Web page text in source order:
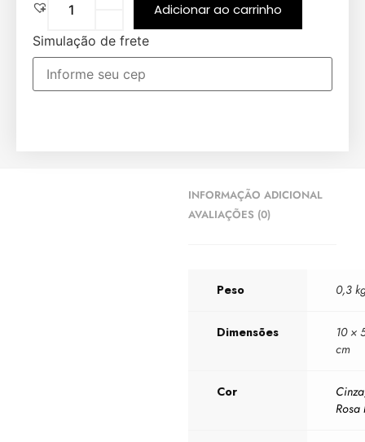
Adicionar ao carrinho
Simulação de frete
INFORMAÇÃO ADICIONAL
AVALIAÇÕES (0)
Peso 0,3
Dimensões
10 ×
cm
Cor Cinza
Rosa